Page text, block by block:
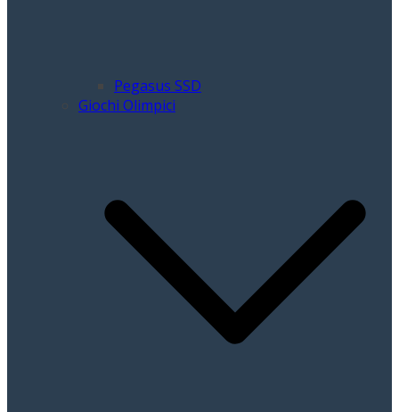
Pegasus SSD
Giochi Olimpici